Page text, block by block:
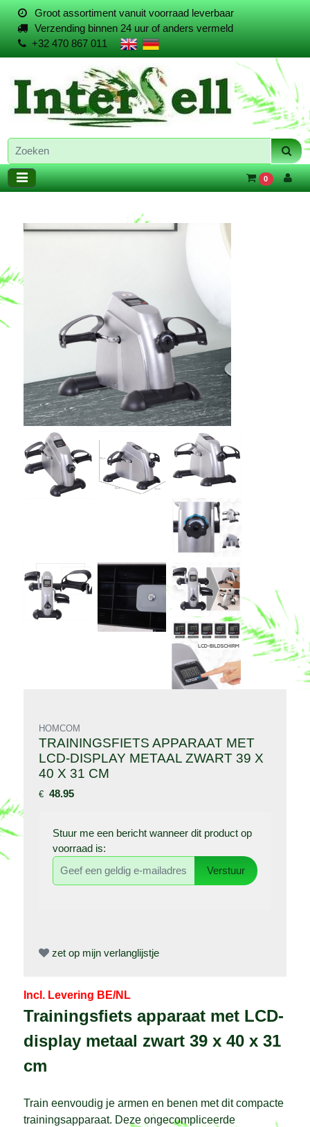
Groot assortiment vanuit voorraad leverbaar
Verzending binnen 24 uur of anders vermeld
+32 470 867 011
0
HOMCOM
TRAININGSFIETS APPARAAT MET
LCD-DISPLAY METAAL ZWART 39 X
40 X 31 CM
€ 48.95
Stuur me een bericht wanneer dit product op
voorraad is:
Verstuur
zet op mijn verlanglijstje
Incl. Levering BE/NL
Trainingsfiets apparaat met LCD-
display metaal zwart 39 x 40 x 31
cm
Train eenvoudig je armen en benen met dit compacte
trainingsapparaat. Deze ongecompliceerde